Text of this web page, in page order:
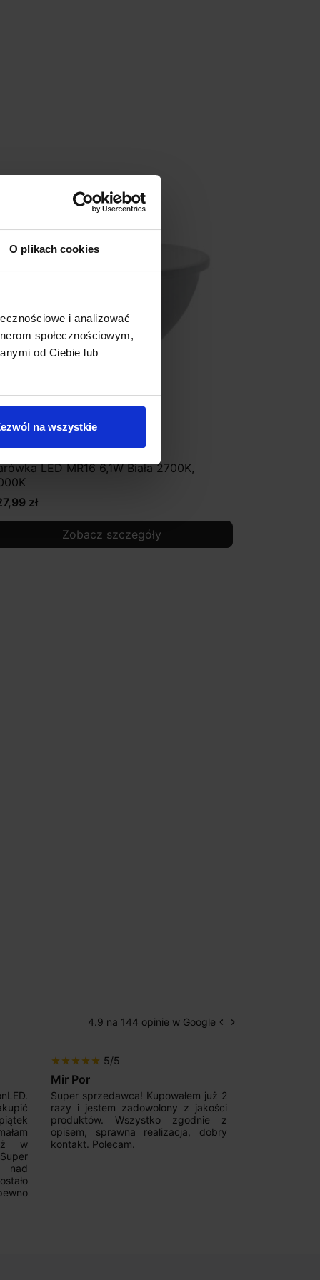
O plikach cookies
i analizować
społecznościowym,
od Ciebie lub
na wszystkie
LED MR16 6,1W Biała 2700K,
zł
Zobacz szczegóły
4.9 na 144 opinie w Google Poprzedni
keyboard_arrow_left Następny
keyboard_arrow_right
w
nad
star star star star star 5/5
Mir Por
Super sprzedawca! Kupowałem już 2
razy i jestem zadowolony z jakości
produktów. Wszystko zgodnie z
opisem, sprawna realizacja, dobry
kontakt. Polecam.